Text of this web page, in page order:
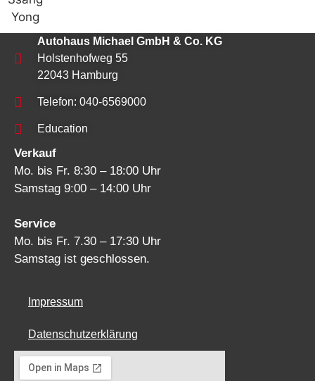
Autohaus Michael GmbH & Co. KG
Holstenhofweg 55
22043 Hamburg
Telefon: 040-6569000
Education
Verkauf
Mo. bis Fr. 8:30 – 18:00 Uhr
Samstag 9:00 – 14:00 Uhr
Service
Mo. bis Fr. 7.30 – 17:30 Uhr
Samstag ist geschlossen.
Impressum
Datenschutzerklärung